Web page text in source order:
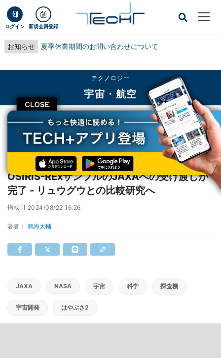
ログイン 新規会員登録
お知らせ 夏季休業期間のお問い合わせについて
CLOSE
テクノロジー
宇宙・航空
TECH+ テクノロジー
宇宙・航空
OSIRIS-RExサンプルのJAXAへの受け渡しが完了 - リュウグウとの比較研究へ
OSIRIS-RExサンプルのJAXAへの受け渡しが
完了 - リュウグウとの比較研究へ
掲載日 2024/08/22 16:26
著者： 鶴海大輔
JAXA NASA 宇宙 科学 探査機
宇宙開発 はやぶさ2